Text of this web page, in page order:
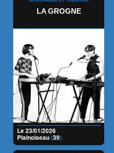
LA GROGNE
Le 23/01/2026
Plainoiseau(39)